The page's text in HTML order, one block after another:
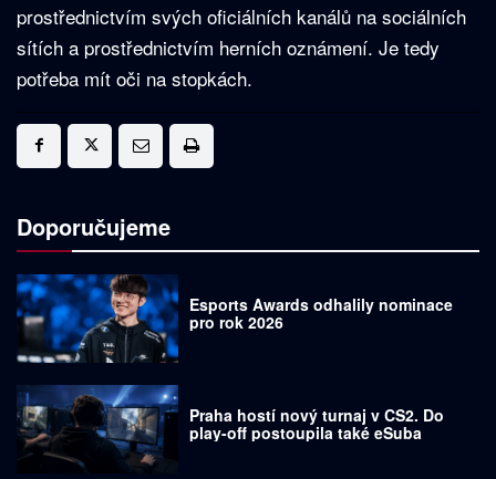
prostřednictvím svých oficiálních kanálů na sociálních
sítích a prostřednictvím herních oznámení. Je tedy
potřeba mít oči na stopkách.
Doporučujeme
Esports Awards odhalily nominace
pro rok 2026
Praha hostí nový turnaj v CS2. Do
play-off postoupila také eSuba